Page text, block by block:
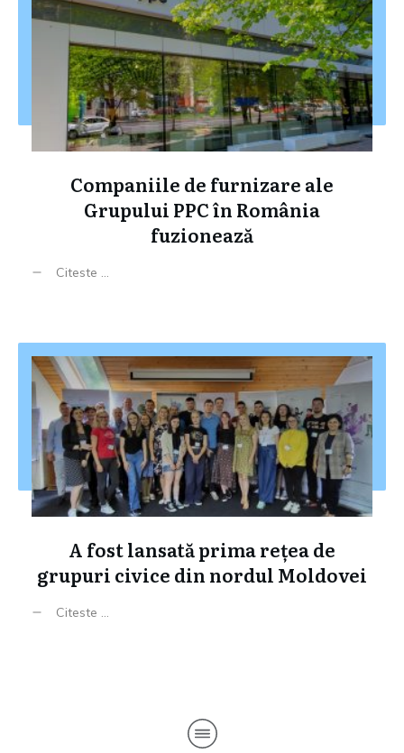
Companiile de furnizare ale
Grupului PPC în România
fuzionează
Citeste ...
A fost lansată prima rețea de
grupuri civice din nordul Moldovei
Citeste ...